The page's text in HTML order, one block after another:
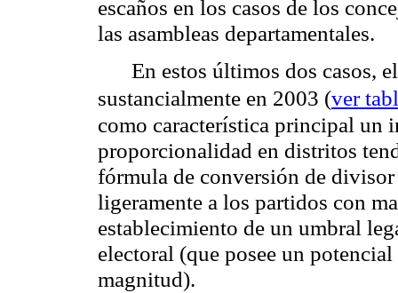
escaños en los casos de los
las asambleas departamentales.
En estos últimos dos casos,
sustancialmente en 2003 (ver
como característica principal un
proporcionalidad en distritos
fórmula de conversión de
ligeramente a los partidos con
establecimiento de un umbral
electoral (que posee un
magnitud).